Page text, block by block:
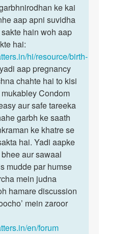
ke kai
aap apni suvidha
hain woh aap
hai:
hi/resource/birth-
aap pregnancy
chahte hai to kisi
Condom
aur safe tareeka
garbh ke saath
ke khatre se
hai. Yadi aapke
aur sawaal
mudde par humse
mein judna
hamare discussion
mein zaroor
en/forum